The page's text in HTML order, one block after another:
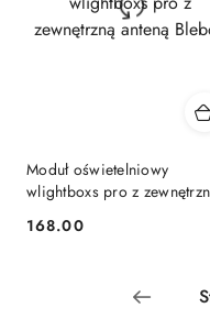
Moduł oświetelniowy
wlightboxs pro z
Cena:
168.00